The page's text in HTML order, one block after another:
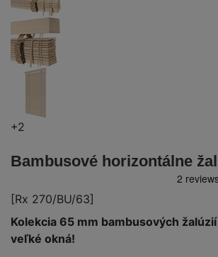
+2
Bambusové horizontálne
[Rx 270/BU/63]
Kolekcia 65 mm bambusových
veľké okná!